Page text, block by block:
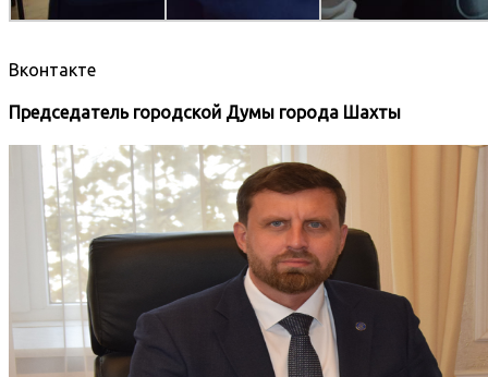
Вконтакте
Председатель городской Думы города Шахты